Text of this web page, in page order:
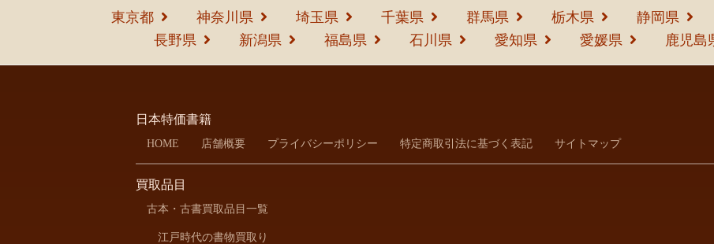
東京都 神奈川県 埼玉県 千葉県 群馬県 栃木県 静岡県
長野県
新潟県 福島県 石川県 愛知県 愛媛県 鹿児島
日本特価書籍
HOME 店舗概要 プライバシーポリシー 特定商取引法に基づく表記 サイトマップ
買取品目
古本・古書買取品目一覧
江戸時代の書物買取り